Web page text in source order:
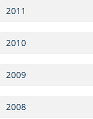
2011
2010
2009
2008